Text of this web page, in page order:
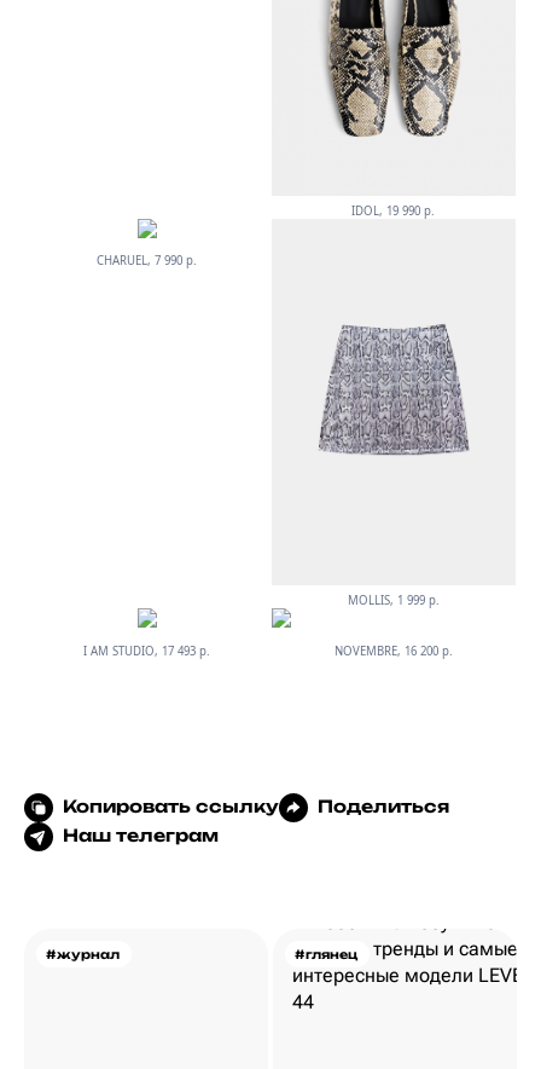
IDOL, 19 990 р.
CHARUEL, 7 990 р.
MOLLIS, 1 999 р.
I AM STUDIO, 17 493 р. NOVEMBRE, 16 200 р.
Копировать ссылку
Поделиться
Наш телеграм
#журнал #глянец